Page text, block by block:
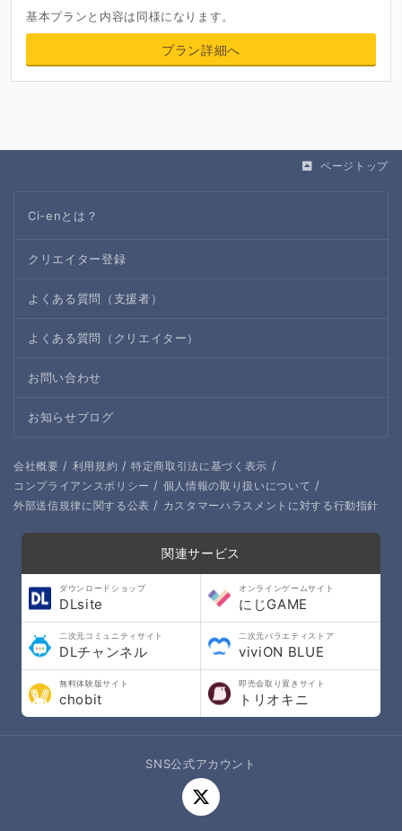
支援してくださる皆さまへ
以前からブログ替わりのページが欲しかったことと、単純
2020/08現状ドット絵の配布等の予定はありませんが、ご
興味を持たれましたら、ご支援いただけると嬉しいです！
基本プランと内容は同様になります。
プラン詳細へ
ページトップ
Ci-enとは？
クリエイター登録
よくある質問（支援者）
よくある質問（クリエイター）
お問い合わせ
お知らせブログ
会社概要 / 利用規約 / 特定商取引法に基づく表示 /
コンプライアンスポリシー / 個人情報の取り扱いについて /
外部送信規律に関する公表 / カスタマーハラスメントに対する行動指針
関連サービス
ダウンロードショップ
DLsite
オンラインゲームサイト
にじGAME
二次元コミュニティサイト
DLチャンネル
二次元バラエティストア
viviON BLUE
無料体験版サイト
chobit
即売会取り置きサイト
トリオキニ
SNS公式アカウント